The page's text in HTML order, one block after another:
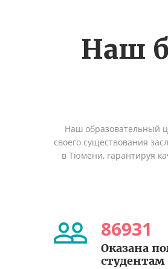
Наш
Наш образовательный
своего существования
в Тюмени, гарантируя
86931
Оказана
студентам